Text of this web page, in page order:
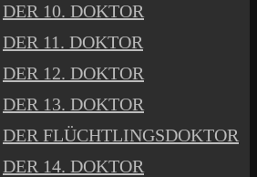
DER 10. DOKTOR
DER 11. DOKTOR
DER 12. DOKTOR
DER 13. DOKTOR
DER FLÜCHTLINGSDOKTOR
DER 14. DOKTOR